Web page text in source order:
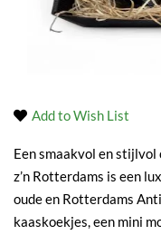
Add to Wish List
Een smaakvol en stijlvol
z’n Rotterdams is een
oude en Rotterdams
kaaskoekjes, een mini